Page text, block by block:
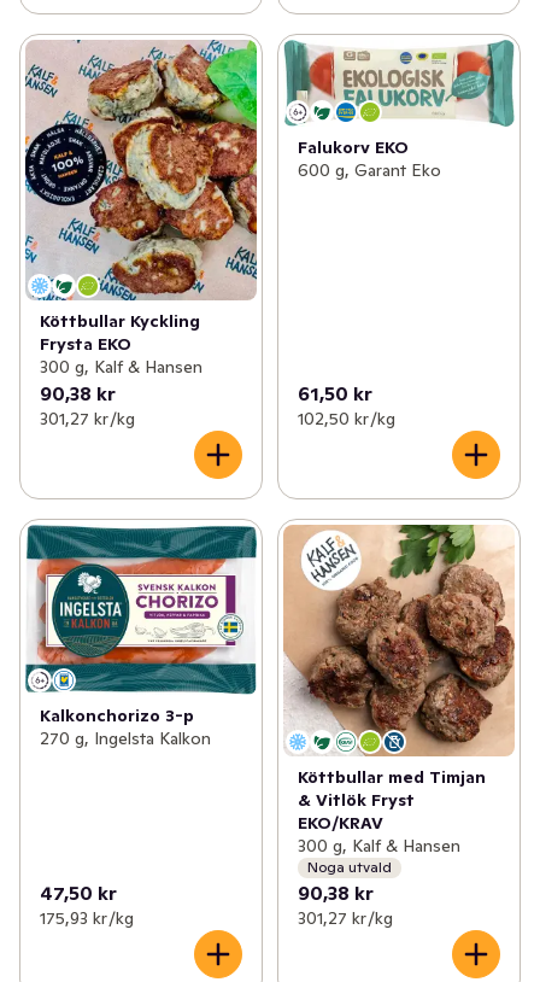
Köttbullar Kyckling
Frysta EKO
300 g, Kalf & Hansen
90,38 kr
301,27 kr /kg
Falukorv EKO
600 g, Garant Eko
61,50 kr
102,50 kr /kg
Kalkonchorizo 3-p
270 g, Ingelsta Kalkon
47,50 kr
175,93 kr /kg
Köttbullar med Timjan
& Vitlök Fryst
EKO/KRAV
300 g, Kalf & Hansen
Noga utvald
90,38 kr
301,27 kr /kg